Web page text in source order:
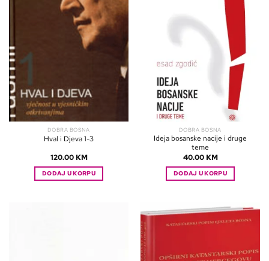
DOBRA BOSNA
Hval i Djeva 1-3
120.00 KM
DODAJ U KORPU
DOBRA BOSNA
Ideja bosanske nacije i druge
teme
40.00 KM
DODAJ U KORPU